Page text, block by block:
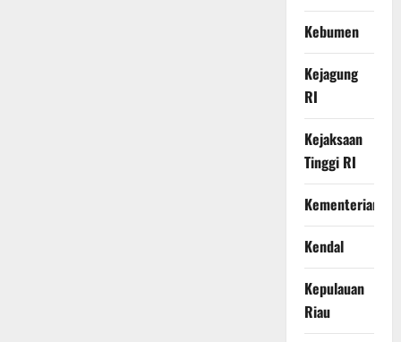
Kebumen
Kejagung
RI
Kejaksaan
Tinggi RI
Kementerian
Kendal
Kepulauan
Riau